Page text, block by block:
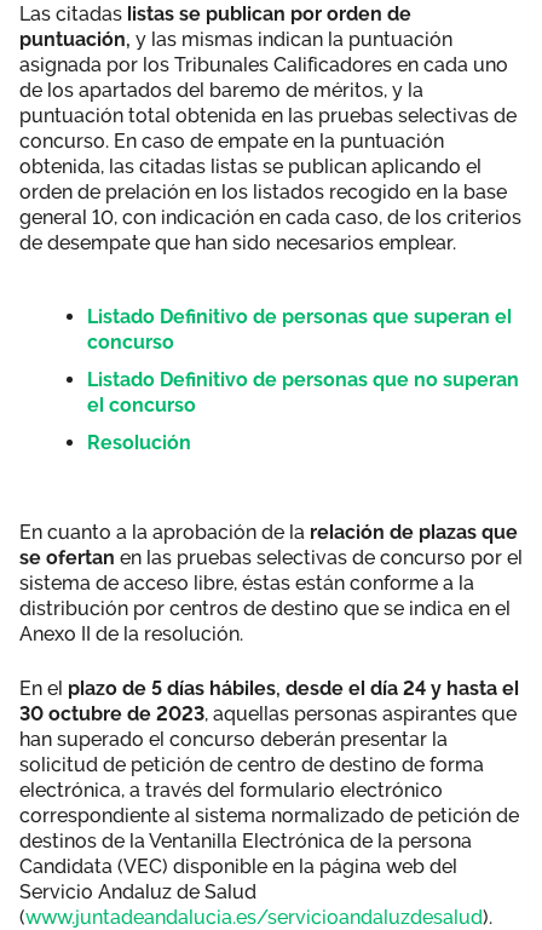
Las citadas listas se publican por orden de
puntuación, y las mismas indican la puntuación
asignada por los Tribunales Calificadores en cada uno
de los apartados del baremo de méritos, y la
puntuación total obtenida en las pruebas selectivas de
concurso. En caso de empate en la puntuación
obtenida, las citadas listas se publican aplicando el
orden de prelación en los listados recogido en la base
general 10, con indicación en cada caso, de los criterios
de desempate que han sido necesarios emplear.
Listado Definitivo de personas que superan el
concurso
Listado Definitivo de personas que no superan
el concurso
Resolución
En cuanto a la aprobación de la relación de plazas que
se ofertan en las pruebas selectivas de concurso por el
sistema de acceso libre, éstas están conforme a la
distribución por centros de destino que se indica en el
Anexo II de la resolución.
En el plazo de 5 días hábiles, desde el día 24 y hasta el
30 octubre de 2023, aquellas personas aspirantes que
han superado el concurso deberán presentar la
solicitud de petición de centro de destino de forma
electrónica, a través del formulario electrónico
correspondiente al sistema normalizado de petición de
destinos de la Ventanilla Electrónica de la persona
Candidata (VEC) disponible en la página web del
Servicio Andaluz de Salud
(www.juntadeandalucia.es/servicioandaluzdesalud).